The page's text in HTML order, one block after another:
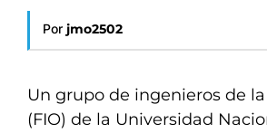
Por jmo2502
Un grupo de ingenieros de
(FIO) de la Universidad